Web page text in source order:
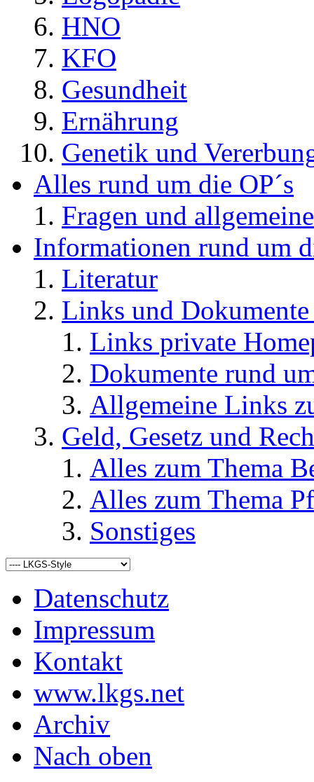
HNO
KFO
Gesundheit
Ernährung
Genetik und
Alles rund um die OP´s
Fragen und
Informationen rund um
Literatur
Links und
Links private
Dokumente rund
Allgemeine Links
Geld, Gesetz und
Alles zum Thema
Alles zum Thema
Sonstiges
Datenschutz
Impressum
Kontakt
www.lkgs.net
Archiv
Nach oben